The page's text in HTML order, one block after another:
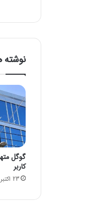
ت
و
ی
و
د
ر
م
ا
ن
س
ف
ر
ن
نوشته
گوگل
کاربر
23 اکتبر 2022